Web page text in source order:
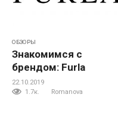
ОБЗОРЫ
Знакомимся с
брендом: Furla
22.10.2019
1.7к.
Romanova